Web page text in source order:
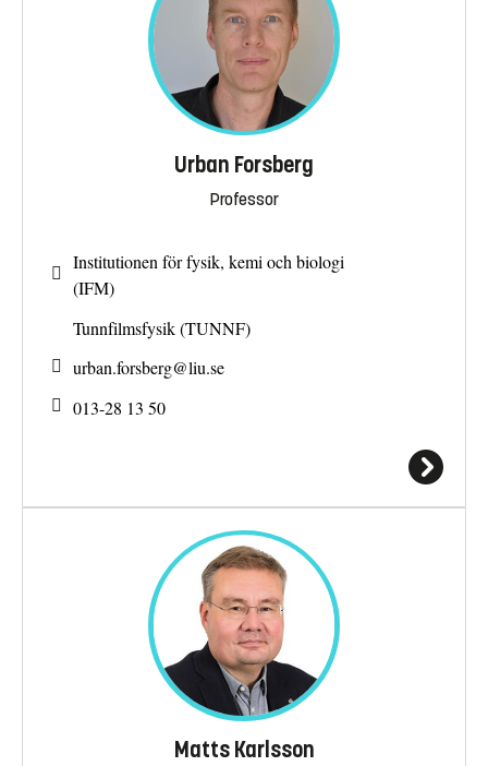
Urban Forsberg
Professor
Institutionen för fysik, kemi och biologi
(IFM)
Tunnfilmsfysik (TUNNF)
urban.forsberg@liu.se
013-28 13 50
Matts Karlsson